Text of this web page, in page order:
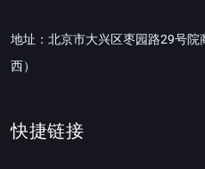
地址：北京市大兴区枣园路29号院
西）
快捷链接